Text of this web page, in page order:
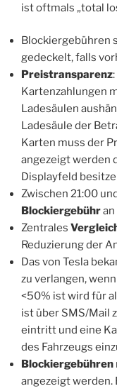
ist oftmals „total
Blockiergebühren
gedeckelt, falls
Preistransparenz
Kartenzahlungen
Ladesäulen
Ladesäule der
Karten muss der
angezeigt werden
Displayfeld
Zwischen 21:00
Blockiergebühran
Zentrales
Reduzierung der
Das von Tesla
zu verlangen,
<50% ist wird für
ist über SMS/Mail
eintritt und eine
des Fahrzeugs
Blockiergebühren
angezeigt werden.